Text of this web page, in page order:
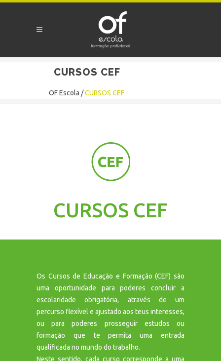
CURSOS CEF
OF Escola /CURSOS CEF
CURSOS CEF
Os Cursos de Educação e Formação (CEF) são
uma oportunidade para poderes concluir a
escolaridade obrigatória, através de um
percurso flexível e ajustado aos teus interesses,
ou para poderes prosseguir estudos ou
formação que te permita uma entrada
qualificada no mundo do trabalho.
Neste sentido, cada curso corresponde a uma